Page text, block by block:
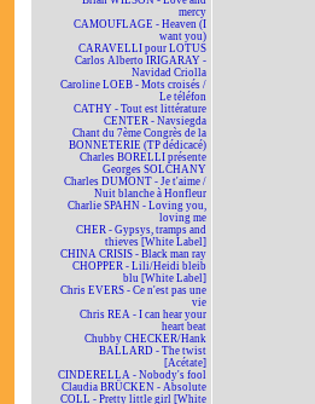
mercy
CAMOUFLAGE - Heaven (I
want you)
CARAVELLI pour LOTUS
Carlos Alberto IRIGARAY -
Navidad Criolla
Caroline LOEB - Mots croisés /
Le téléfon
CATHY - Tout est littérature
CENTER - Navsiegda
Chant du 7ème Congrès de la
BONNETERIE (TP dédicacé)
Charles BORELLI présente
Georges SOLCHANY
Charles DUMONT - Je t'aime /
Nuit blanche à Honfleur
Charlie SPAHN - Loving you,
loving me
CHER - Gypsys, tramps and
thieves [White Label]
CHINA CRISIS - Black man ray
CHOPPER - Lili/Heidi bleib
blu [White Label]
Chris EVERS - Ce n'est pas une
vie
Chris REA - I can hear your
heart beat
Chubby CHECKER/Hank
BALLARD - The twist
[Acétate]
CINDERELLA - Nobody's fool
Claudia BRÜCKEN - Absolute
COLL - Pretty little girl [White